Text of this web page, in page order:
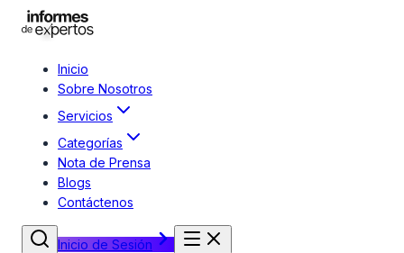
Inicio
Sobre Nosotros
Servicios
Categorías
Nota de Prensa
Blogs
Contáctenos
Inicio de Sesión